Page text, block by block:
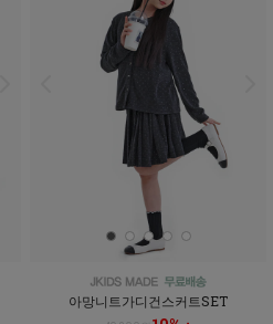
아망니트가디건스커트SET